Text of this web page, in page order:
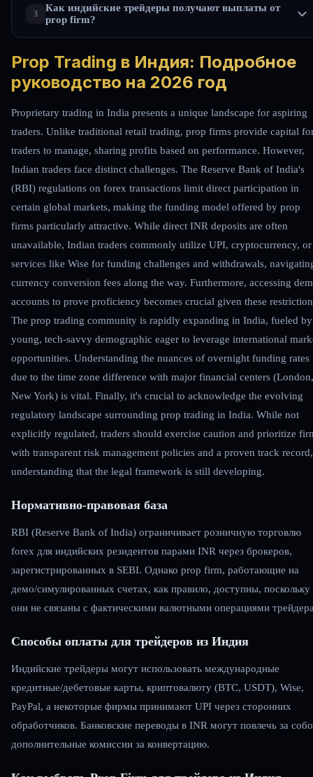
Как индийские трейдеры получают выплаты от
prop firm?
Prop Trading в Индия: Подробное
руководство на 2026 год
Proprietary trading in India presents a unique landscape for aspiring
traders. Unlike traditional retail trading, prop firms provide capital
traders to manage, sharing profits based on performance. However,
Indian traders face distinct challenges. The Reserve Bank of India's
(RBI) regulations on forex transactions limit direct participation in
certain global markets, making the funding model offered by prop
firms particularly attractive. While direct INR deposits are often
unavailable, Indian traders commonly utilize UPI, cryptocurrency, or
services like Wise for funding challenges and withdrawals,
currency conversion fees along the way. Furthermore, accessing
accounts to prove proficiency becomes crucial given these
The prop trading community is rapidly expanding in India, fueled
young, tech-savvy demographic eager to leverage international
opportunities. Understanding the nuances of overnight funding rates
due to the time zone difference with major financial centers (London,
New York) is vital. Finally, it's crucial to acknowledge the evolving
regulatory landscape surrounding prop trading in India. While not
explicitly regulated, traders should exercise caution and prioritize
with transparent risk management policies and a proven track record,
understanding that the legal framework is still developing.
Нормативно-правовая база
RBI (Reserve Bank of India) ограничивает розничную торговлю
forex для индийских резидентов парами INR через брокеров,
зарегистрированных в SEBI. Однако prop firm, работающие на
демо/симулированных счетах, как правило, доступны, поскольку
они не связаны с фактическими валютными операциями
Способы оплаты для трейдеров из Индия
Индийские трейдеры могут использовать международные
кредитные/дебетовые карты, криптовалюту (BTC, USDT), Wise,
PayPal, а некоторые фирмы принимают UPI через сторонних
обработчиков. Банковские переводы в INR могут повлечь за
дополнительные комиссии за конвертацию.